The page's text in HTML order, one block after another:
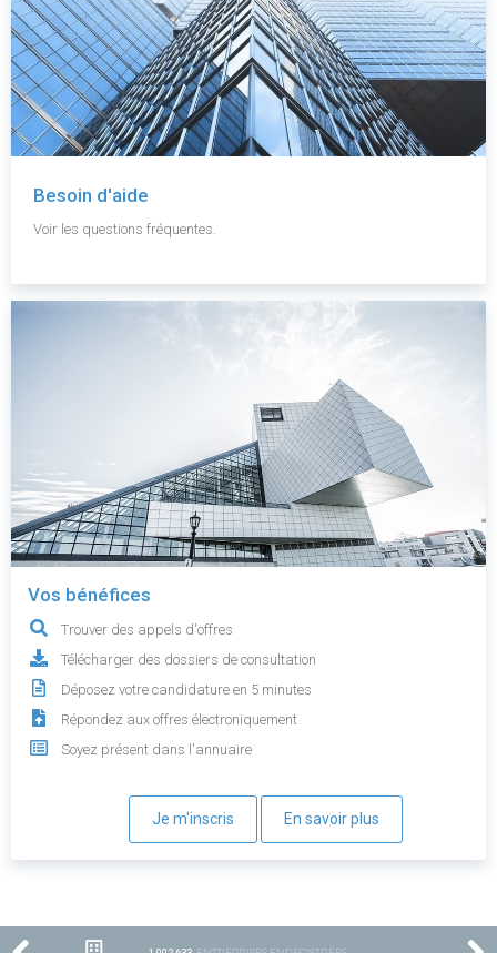
Besoin d'aide
Voir les questions fréquentes.
Vos bénéfices
Trouver des appels d'offres
Télécharger des dossiers de consultation
Déposez votre candidature en 5 minutes
Répondez aux offres électroniquement
Soyez présent dans l'annuaire
Je m'inscris En savoir plus